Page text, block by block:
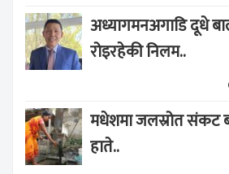
अध्यागमनअगाडि दूधे
रोइरहेकी निलम..
मधेशमा जलस्रोत संकट
हाते..